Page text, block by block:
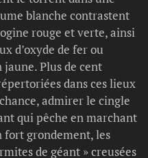
blanche contrastent
rouge et verte, ainsi
d’oxyde de fer ou
Plus de cent
dans ces lieux
admirer le cingle
qui pêche en marchant
fort grondement, les
de géant » creusées